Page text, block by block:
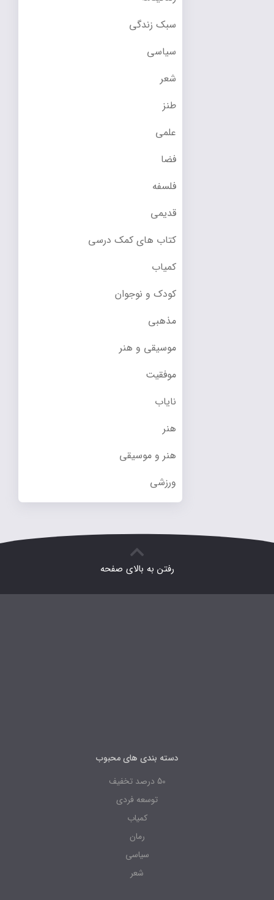
سبک زندگی
سیاسی
شعر
طنز
علمی
فضا
فلسفه
قدیمی
کتاب های کمک درسی
کمیاب
کودک و نوجوان
مذهبی
موسیقی و هنر
موفقیت
نایاب
هنر
هنر و موسیقی
ورزشی
رفتن به بالای صفحه
دسته بندی های محبوب
50 درصد تخفیف
توسعه فردی
کمیاب
رمان
سیاسی
شعر